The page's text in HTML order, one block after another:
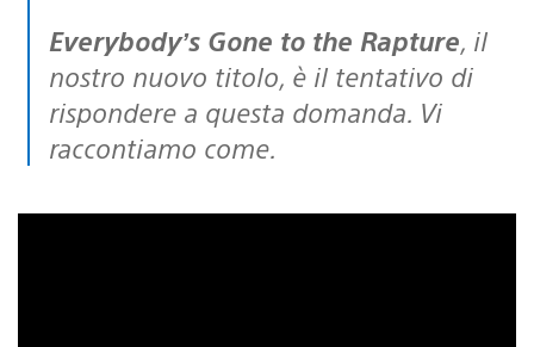
Everybody’s Gone to the Rapture, il
nostro nuovo titolo, è il tentativo di
rispondere a questa domanda. Vi
raccontiamo come.